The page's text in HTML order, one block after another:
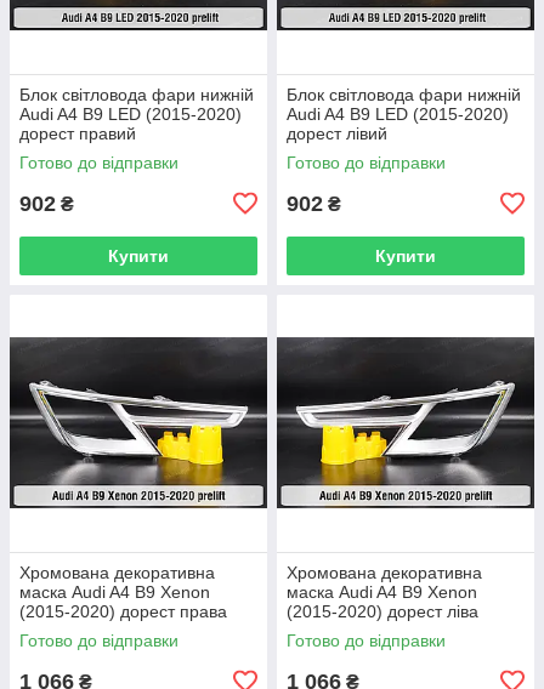
Блок світловода фари нижній
Audi A4 B9 LED (2015-2020)
дорест правий
Готово до відправки
902 ₴
Купити
Блок світловода фари нижній
Audi A4 B9 LED (2015-2020)
дорест лівий
Готово до відправки
902 ₴
Купити
Хромована декоративна
маска Audi A4 B9 Xenon
(2015-2020) дорест права
Готово до відправки
1 066 ₴
Хромована декоративна
маска Audi A4 B9 Xenon
(2015-2020) дорест ліва
Готово до відправки
1 066 ₴